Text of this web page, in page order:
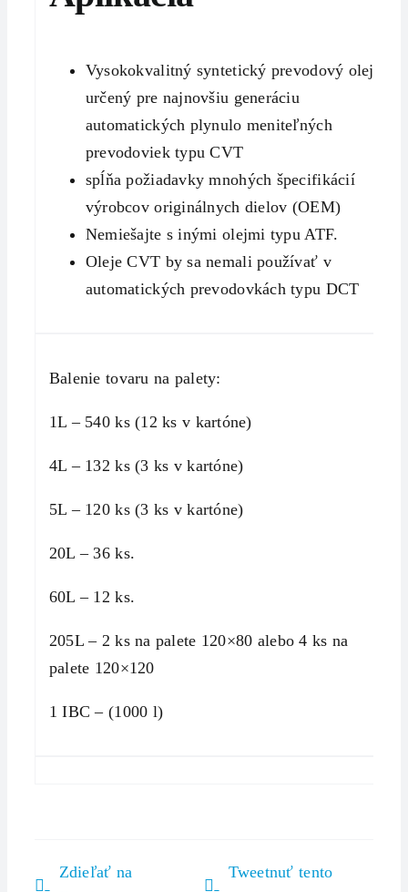
Vysokokvalitný syntetický prevodový olej
určený pre najnovšiu generáciu
automatických plynulo meniteľných
prevodoviek typu CVT
spĺňa požiadavky mnohých špecifikácií
výrobcov originálnych dielov (OEM)
Nemiešajte s inými olejmi typu ATF.
Oleje CVT by sa nemali používať v
automatických prevodovkách typu DCT
Balenie tovaru na palety:
1L – 540 ks (12 ks v kartóne)
4L – 132 ks (3 ks v kartóne)
5L – 120 ks (3 ks v kartóne)
20L – 36 ks.
60L – 12 ks.
205L – 2 ks na palete 120×80 alebo 4 ks na
palete 120×120
1 IBC – (1000 l)
Zdieľať na
Tweetnuť tento